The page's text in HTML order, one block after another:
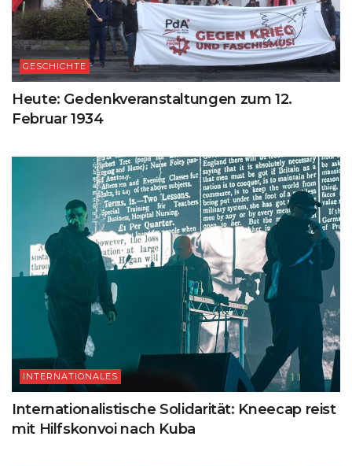
GESCHICHTE
Heute: Gedenkveranstaltungen zum 12.
Februar 1934
INTERNATIONALES
Internationalistische Solidarität: Kneecap reist
mit Hilfskonvoi nach Kuba